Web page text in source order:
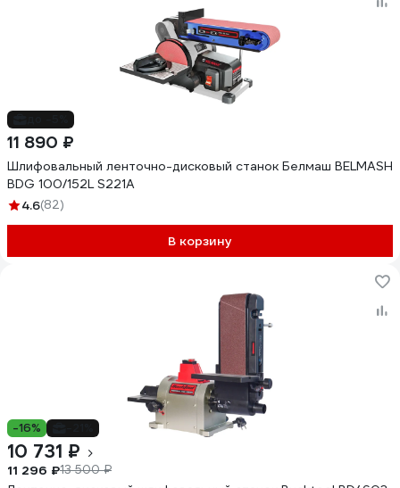
11 890 ₽
Шлифовальный ленточно-дисковый станок Белмаш BELMASH
BDG 100/152L S221A
4.6(82)
В корзину
-16%
10 731 ₽
11 296 ₽13 500 ₽